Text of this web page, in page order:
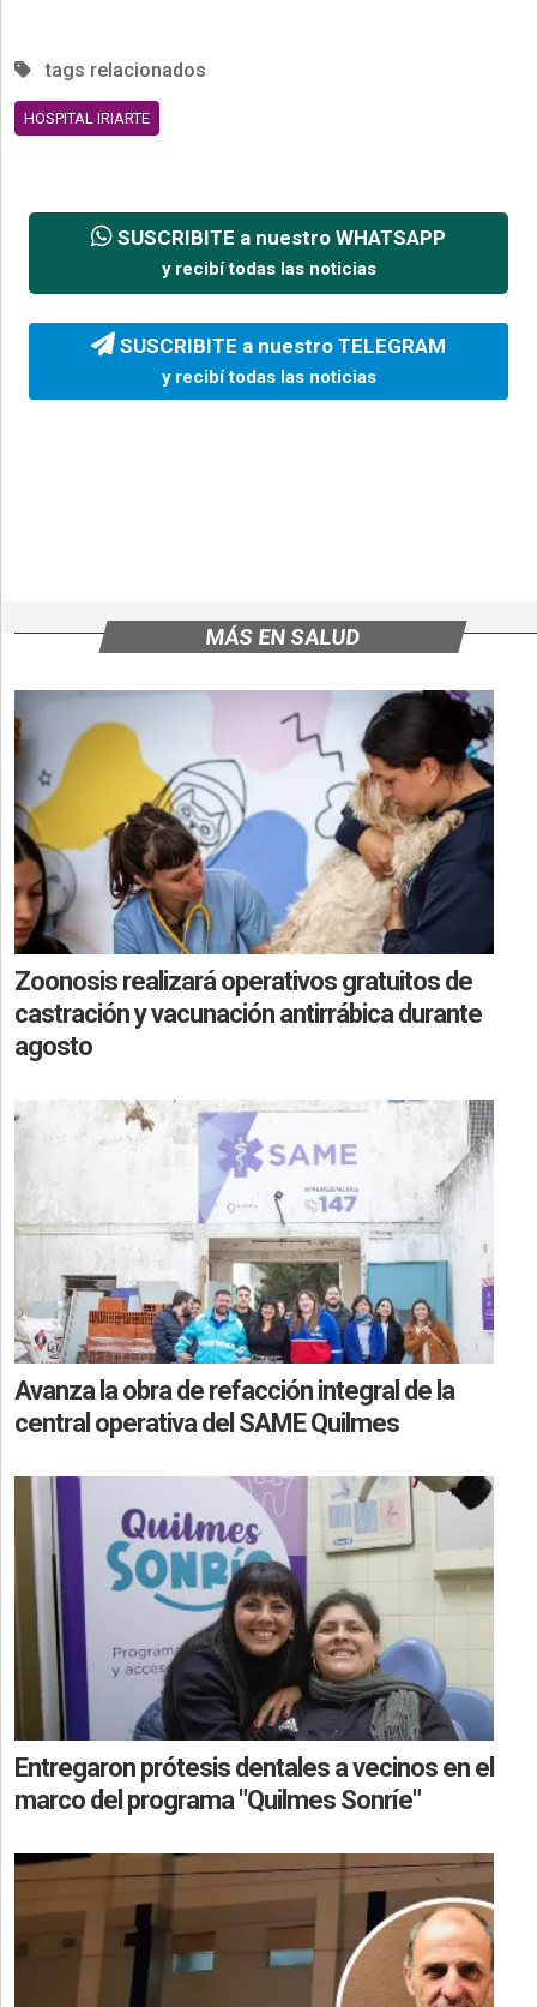
tags relacionados
HOSPITAL IRIARTE
SUSCRIBITE a nuestro WHATSAPP
y recibí todas las noticias
SUSCRIBITE a nuestro TELEGRAM
y recibí todas las noticias
MÁS EN SALUD
Zoonosis realizará operativos gratuitos de
castración y vacunación antirrábica durante
agosto
Avanza la obra de refacción integral de la
central operativa del SAME Quilmes
Entregaron prótesis dentales a vecinos en el
marco del programa "Quilmes Sonríe"